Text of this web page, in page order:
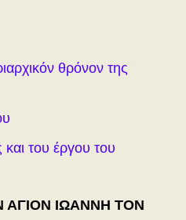
θρόνον της
του έργου του
ΑΓΙΟΝ ΙΩΑΝΝΗ ΤΟΝ